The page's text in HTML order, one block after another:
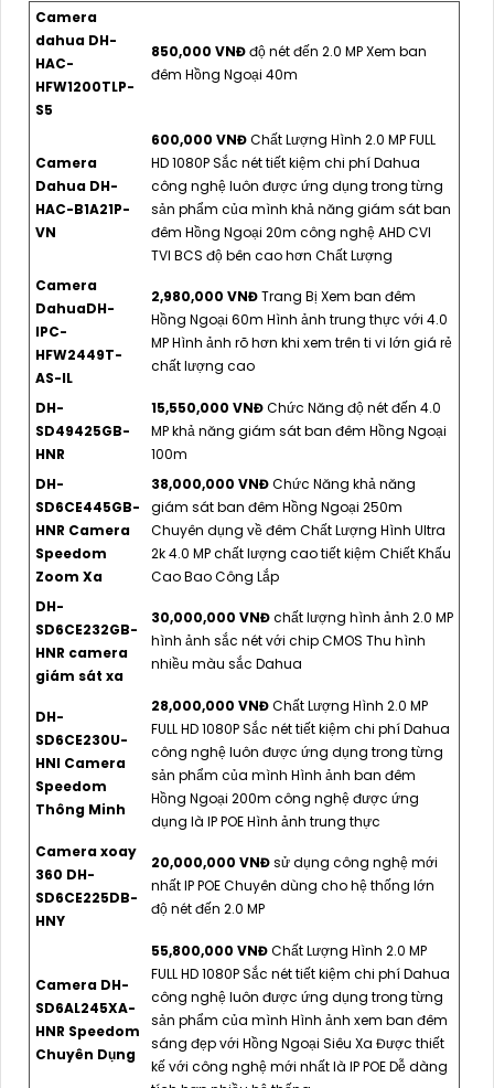
Camera
dahua DH-
HAC-
HFW1200TLP-
S5
850,000 VNĐđộ nét đến 2.0 MP Xem ban
đêm Hồng Ngoại 40m
Camera
Dahua DH-
HAC-B1A21P-
VN
600,000 VNĐChất Lượng Hình 2.0 MP FULL
HD 1080P Sắc nét tiết kiệm chi phí Dahua
công nghệ luôn được ứng dụng trong từng
sản phẩm của mình khả năng giám sát ban
đêm Hồng Ngoại 20m công nghệ AHD CVI
TVI BCS độ bên cao hơn Chất Lượng
Camera
DahuaDH-
IPC-
HFW2449T-
AS-IL
2,980,000 VNĐTrang Bị Xem ban đêm
Hồng Ngoại 60m Hình ảnh trung thực với 4.0
MP Hình ảnh rõ hơn khi xem trên ti vi lớn giá rẻ
chất lượng cao
DH-
SD49425GB-
HNR
15,550,000 VNĐChức Năng độ nét đến 4.0
MP khả năng giám sát ban đêm Hồng Ngoại
100m
DH-
SD6CE445GB-
HNR Camera
Speedom
Zoom Xa
38,000,000 VNĐChức Năng khả năng
giám sát ban đêm Hồng Ngoại 250m
Chuyên dụng về đêm Chất Lượng Hình Ultra
2k 4.0 MP chất lượng cao tiết kiệm Chiết Khấu
Cao Bao Công Lắp
DH-
SD6CE232GB-
HNR camera
giám sát xa
30,000,000 VNĐchất lượng hình ảnh 2.0 MP
hình ảnh sắc nét với chip CMOS Thu hình
nhiều màu sắc Dahua
DH-
SD6CE230U-
HNI Camera
Speedom
Thông Minh
28,000,000 VNĐChất Lượng Hình 2.0 MP
FULL HD 1080P Sắc nét tiết kiệm chi phí Dahua
công nghệ luôn được ứng dụng trong từng
sản phẩm của mình Hình ảnh ban đêm
Hồng Ngoại 200m công nghệ được ứng
dụng là IP POE Hình ảnh trung thực
Camera xoay
360 DH-
SD6CE225DB-
HNY
20,000,000 VNĐsử dụng công nghệ mới
nhất IP POE Chuyên dùng cho hệ thống lớn
độ nét đến 2.0 MP
Camera DH-
SD6AL245XA-
HNR Speedom
Chuyên Dụng
55,800,000 VNĐChất Lượng Hình 2.0 MP
FULL HD 1080P Sắc nét tiết kiệm chi phí Dahua
công nghệ luôn được ứng dụng trong từng
sản phẩm của mình Hình ảnh xem ban đêm
sáng đẹp với Hồng Ngoại Siêu Xa Được thiết
kế với công nghệ mới nhất là IP POE Dễ dàng